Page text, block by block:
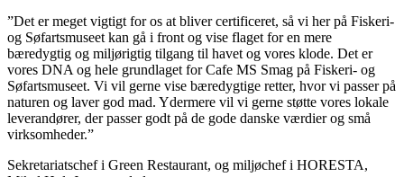
”Det er meget vigtigt for os at bliver certificeret, så vi her på Fiskeri-
og Søfartsmuseet kan gå i front og vise flaget for en mere
bæredygtig og miljørigtig tilgang til havet og vores klode. Det er
vores DNA og hele grundlaget for Cafe MS Smag på Fiskeri- og
Søfartsmuseet. Vi vil gerne vise bæredygtige retter, hvor vi passer på
naturen og laver god mad. Ydermere vil vi gerne støtte vores lokale
leverandører, der passer godt på de gode danske værdier og små
virksomheder.”
Sekretariatschef i Green Restaurant, og miljøchef i HORESTA,